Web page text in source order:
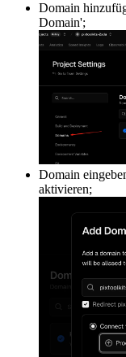
Domain
Domain';
Domain
aktivieren;